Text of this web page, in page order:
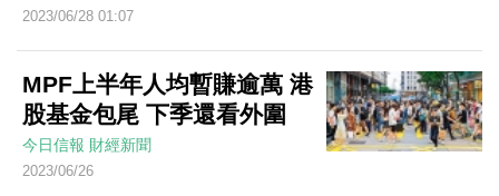
2023/06/28 01:07
MPF上半年人均暫賺逾萬 港
股基金包尾 下季還看外圍
今日信報 財經新聞
2023/06/26